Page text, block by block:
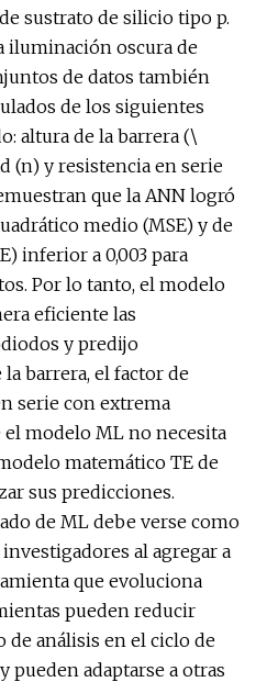
sustrato de silicio tipo p.
iluminación oscura de
de datos también
de los siguientes
altura de la barrera (\
(n) y resistencia en serie
que la ANN logró
medio (MSE) y de
inferior a 0,003 para
Por lo tanto, el modelo
eficiente las
y predijo
barrera, el factor de
serie con extrema
modelo ML no necesita
matemático TE de
sus predicciones.
de ML debe verse como
al agregar a
que evoluciona
pueden reducir
análisis en el ciclo de
adaptarse a otras